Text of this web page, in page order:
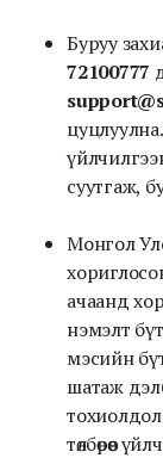
Буруу
72100777
цуцлуулна.
суутгаж,
Монгол
ачаанд
нэмэлт
мэсийн
шатаж
төлбөрөөс